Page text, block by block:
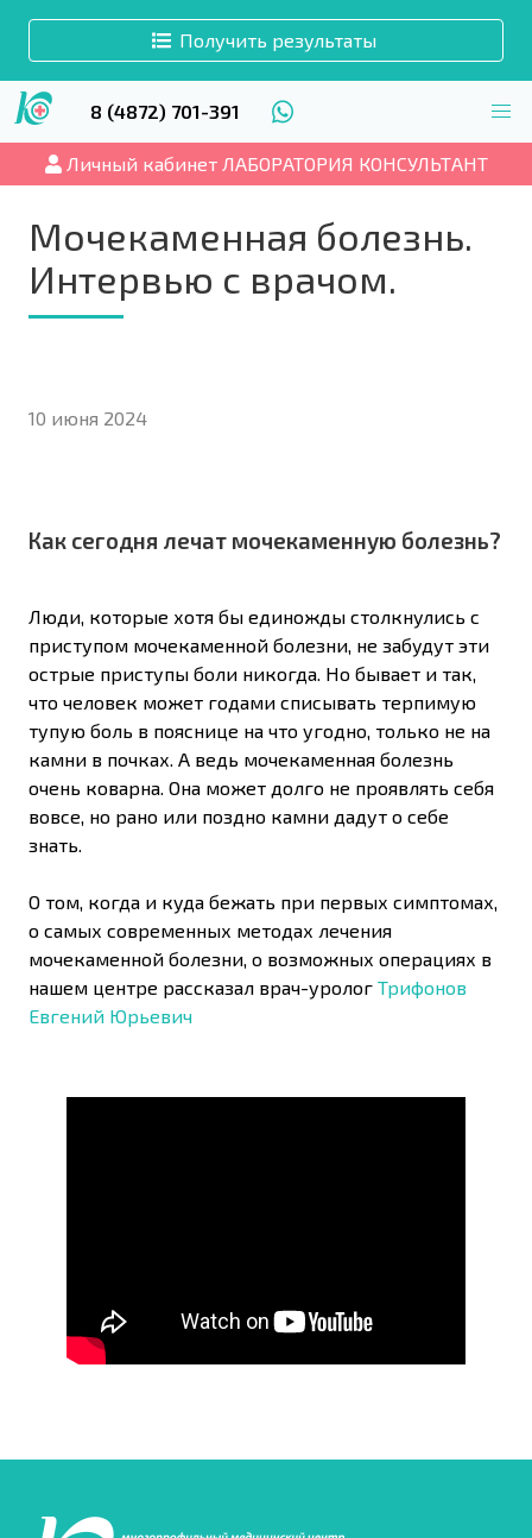
Получить результаты
8 (4872) 701-391
Личный кабинет ЛАБОРАТОРИЯ КОНСУЛЬТАНТ
Мочекаменная болезнь.
Интервью с врачом.
10 июня 2024
Как сегодня лечат мочекаменную болезнь?
Люди, которые хотя бы единожды столкнулись с
приступом мочекаменной болезни, не забудут эти
острые приступы боли никогда. Но бывает и так,
что человек может годами списывать терпимую
тупую боль в пояснице на что угодно, только не на
камни в почках. А ведь мочекаменная болезнь
очень коварна. Она может долго не проявлять себя
вовсе, но рано или поздно камни дадут о себе
знать.
О том, когда и куда бежать при первых симптомах,
о самых современных методах лечения
мочекаменной болезни, о возможных операциях в
нашем центре рассказал врач-уролог Трифонов
Евгений Юрьевич